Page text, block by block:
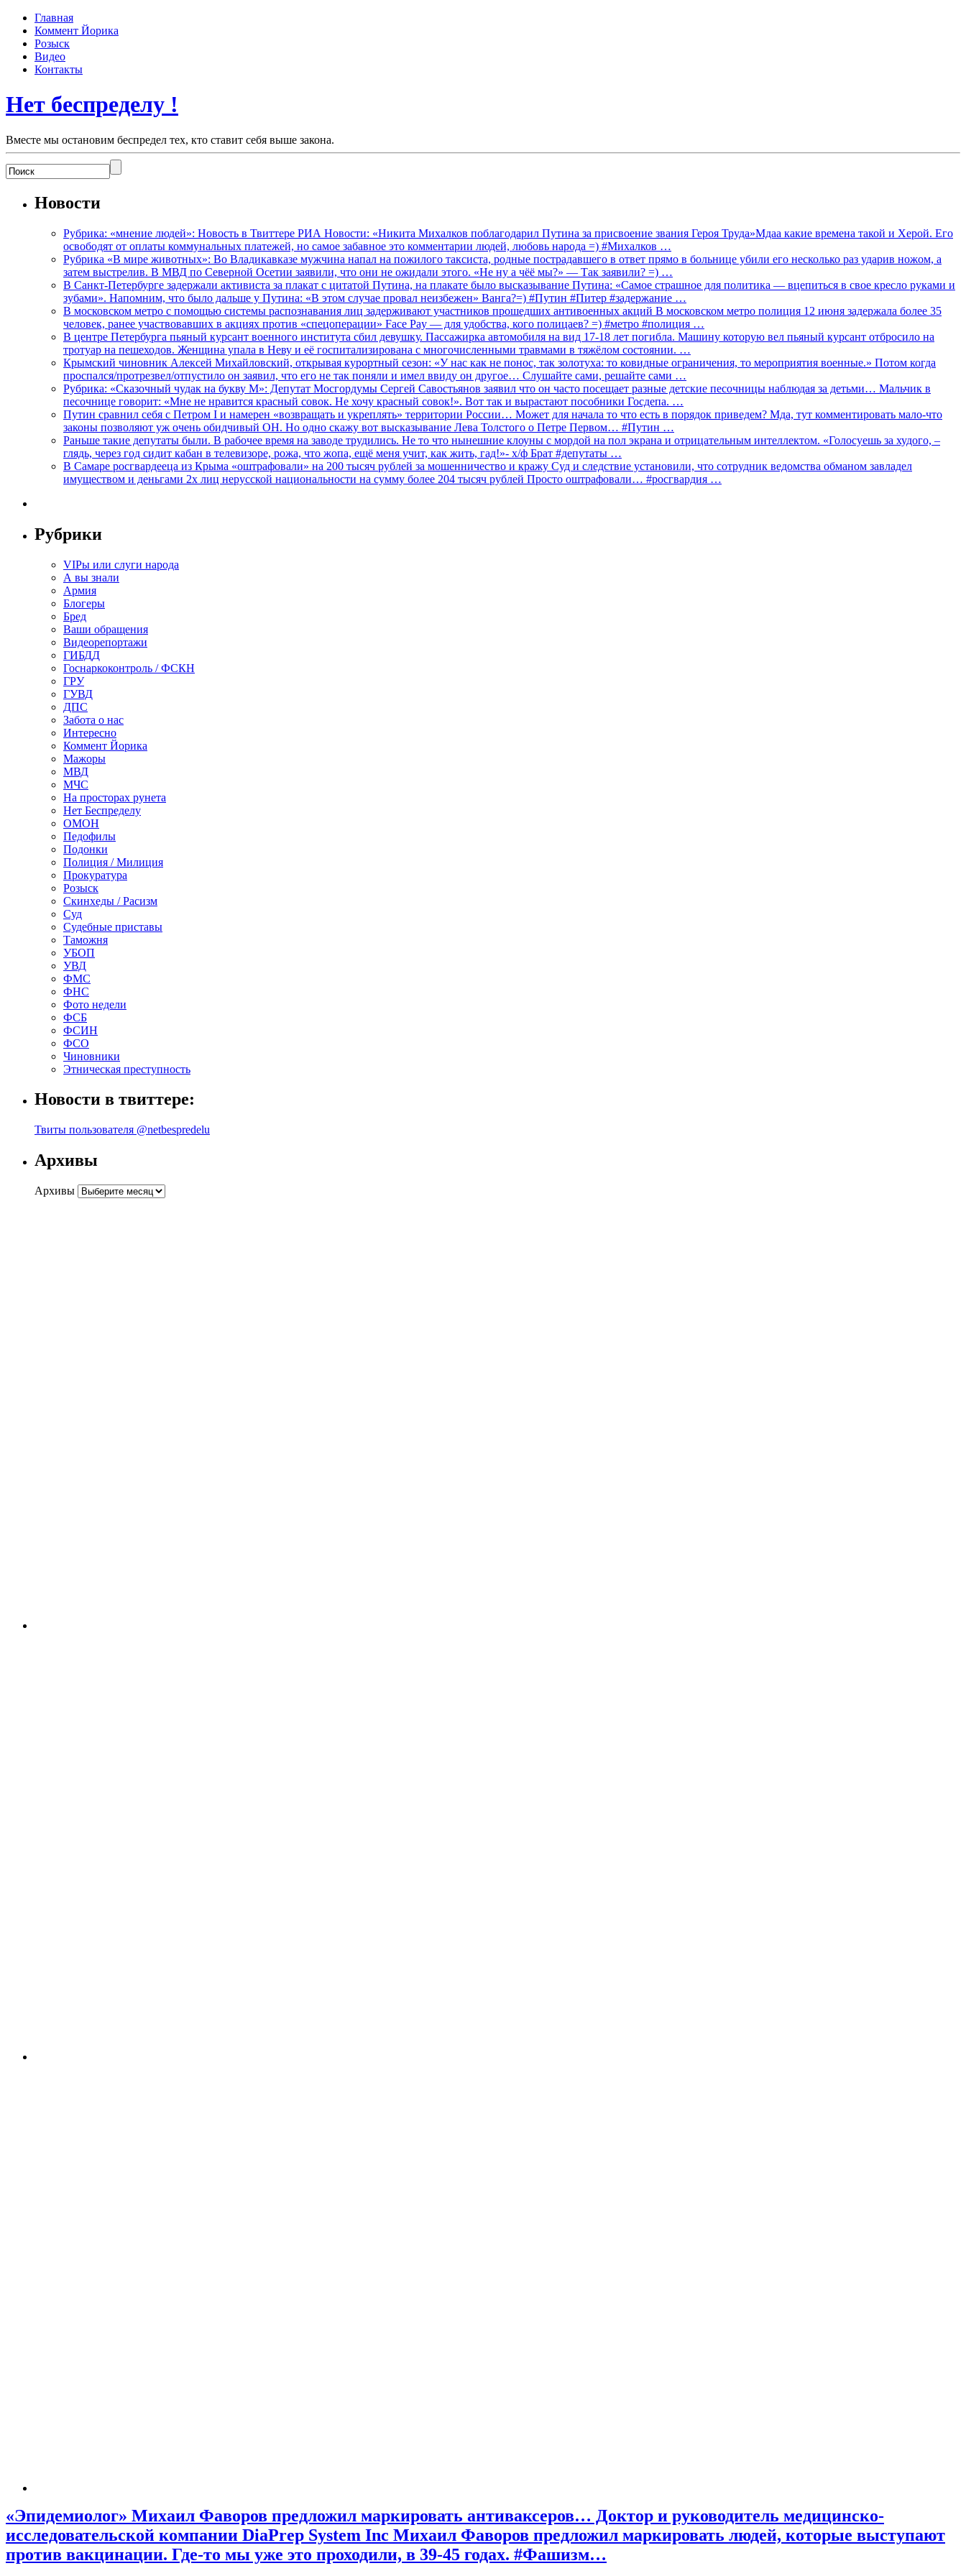
Главная
Коммент Йорика
Розыск
Видео
Контакты
Нет беспределу !
Вместе мы остановим беспредел тех, кто ставит себя выше закона.
Новости
Рубрика: «мнение людей»: Новость в Твиттере РИА Новости: «Никита Михалков поблагодарил Путина за присвоение звания Героя Труда»Мдаа какие времена такой и Херой. Его
освободят от оплаты коммунальных платежей, но самое забавное это комментарии людей, любовь народа =) #Михалков …
Рубрика «В мире животных»: Во Владикавказе мужчина напал на пожилого таксиста, родные пострадавшего в ответ прямо в больнице убили его несколько раз ударив ножом, а
затем выстрелив. В МВД по Северной Осетии заявили, что они не ожидали этого. «Не ну а чёё мы?» — Так заявили? =) …
В Санкт-Петербурге задержали активиста за плакат с цитатой Путина, на плакате было высказывание Путина: «Самое страшное для политика — вцепиться в свое кресло руками и
зубами». Напомним, что было дальше у Путина: «В этом случае провал неизбежен» Ванга?=) #Путин #Питер #задержание …
В московском метро с помощью системы распознавания лиц задерживают участников прошедших антивоенных акций В московском метро полиция 12 июня задержала более 35
человек, ранее участвовавших в акциях против «спецоперации» Face Pay — для удобства, кого полицаев? =) #метро #полиция …
В центре Петербурга пьяный курсант военного института сбил девушку. Пассажирка автомобиля на вид 17-18 лет погибла. Машину которую вел пьяный курсант отбросило на
тротуар на пешеходов. Женщина упала в Неву и её госпитализирована с многочисленными травмами в тяжёлом состоянии. …
Крымский чиновник Алексей Михайловский, открывая курортный сезон: «У нас как не понос, так золотуха: то ковидные ограничения, то мероприятия военные.» Потом когда
проспался/протрезвел/отпустило он заявил, что его не так поняли и имел ввиду он другое… Слушайте сами, решайте сами …
Рубрика: «Сказочный чудак на букву М»: Депутат Мосгордумы Сергей Савостьянов заявил что он часто посещает разные детские песочницы наблюдая за детьми… Мальчик в
песочнице говорит: «Мне не нравится красный совок. Не хочу красный совок!». Вот так и вырастают пособники Госдепа. …
Путин сравнил себя с Петром I и намерен «возвращать и укреплять» территории России… Может для начала то что есть в порядок приведем? Мда, тут комментировать мало-что
законы позволяют уж очень обидчивый ОН. Но одно скажу вот высказывание Лева Толстого о Петре Первом… #Путин …
Раньше такие депутаты были. В рабочее время на заводе трудились. Не то что нынешние клоуны с мордой на пол экрана и отрицательным интеллектом. «Голосуешь за худого, –
глядь, через год сидит кабан в телевизоре, рожа, что жопа, ещё меня учит, как жить, гад!»- х/ф Брат #депутаты …
В Самаре росгвардееца из Крыма «оштрафовали» на 200 тысяч рублей за мошенничество и кражу Суд и следствие установили, что сотрудник ведомства обманом завладел
имуществом и деньгами 2х лиц нерусской национальности на сумму более 204 тысяч рублей Просто оштрафовали… #росгвардия …
Рубрики
VIPы или слуги народа
А вы знали
Армия
Блогеры
Бред
Ваши обращения
Видеорепортажи
ГИБДД
Госнаркоконтроль / ФСКН
ГРУ
ГУВД
ДПС
Забота о нас
Интересно
Коммент Йорика
Мажоры
МВД
МЧС
На просторах рунета
Нет Беспределу
ОМОН
Педофилы
Подонки
Полиция / Милиция
Прокуратура
Розыск
Скинхеды / Расизм
Суд
Судебные приставы
Таможня
УБОП
УВД
ФМС
ФНС
Фото недели
ФСБ
ФСИН
ФСО
Чиновники
Этническая преступность
Новости в твиттере:
Твиты пользователя @netbespredelu
Архивы
Архивы
«Эпидемиолог» Михаил Фаворов предложил маркировать антиваксеров… Доктор и руководитель медицинско-
исследовательской компании DiaPrep System Inc Михаил Фаворов предложил маркировать людей, которые выступают
против вакцинации. Где-то мы уже это проходили, в 39-45 годах. #Фашизм…